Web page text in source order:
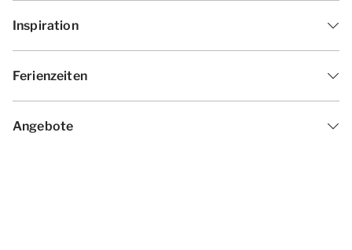
Inspiration
Ferienzeiten
Angebote